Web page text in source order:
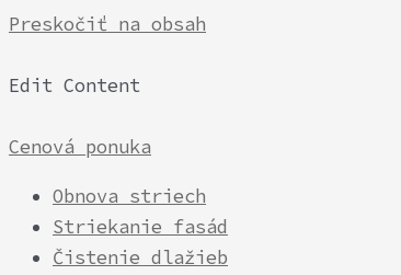
Preskočiť na obsah
Edit Content
Cenová ponuka
Obnova striech
Striekanie fasád
Čistenie dlažieb